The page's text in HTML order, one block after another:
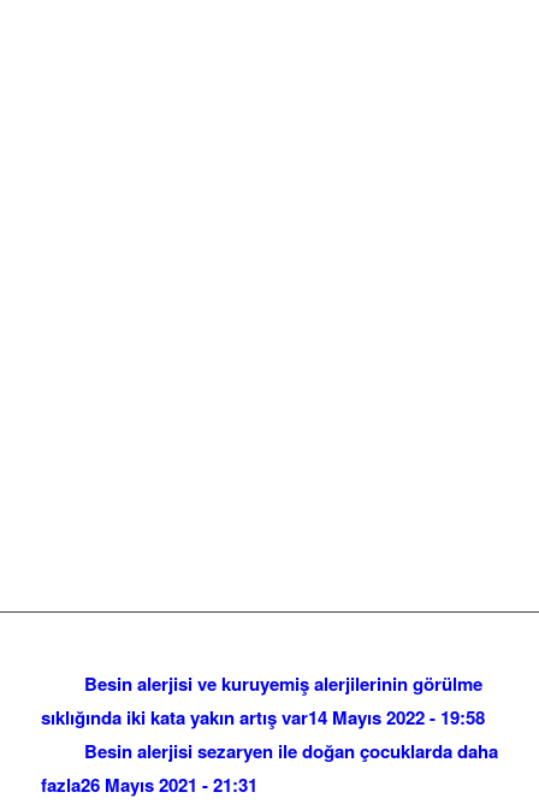
Besin alerjisi ve kuruyemiş alerjilerinin görülme
sıklığında iki kata yakın artış var14 Mayıs 2022 - 19:58
Besin alerjisi sezaryen ile doğan çocuklarda daha
fazla26 Mayıs 2021 - 21:31